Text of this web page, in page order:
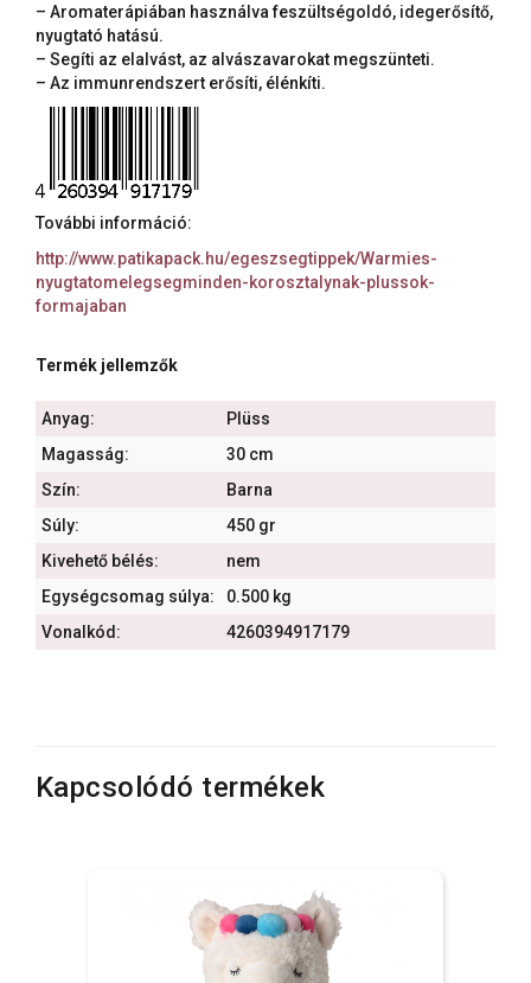
– Aromaterápiában használva feszültségoldó, idegerősítő,
nyugtató hatású.
– Segíti az elalvást, az alvászavarokat megszünteti.
– Az immunrendszert erősíti, élénkíti.
További információ:
http://www.patikapack.hu/egeszsegtippek/Warmies-
nyugtatomelegsegminden-korosztalynak-plussok-
formajaban
Termék jellemzők
Anyag:
Plüss
Magasság:
30 cm
Szín:
Barna
Súly:
450 gr
Kivehető bélés:
nem
Egységcsomag súlya:
0.500 kg
Vonalkód:
4260394917179
Kapcsolódó termékek